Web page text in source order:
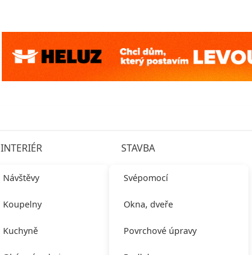
INTERIÉR
Návštěvy
Koupelny
Kuchyně
STAVBA
Svépomocí
Okna, dveře
Povrchové úpravy